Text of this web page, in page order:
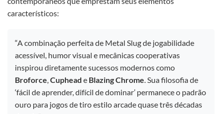
característicos:
“A combinação perfeita de Metal Slug de jogabilidade
acessível, humor visual e mecânicas cooperativas
inspirou diretamente sucessos modernos como
Broforce Cuphead e Blazing Chrome . Sua filosofia de
‘fácil de aprender, difícil de dominar’ permanece o padrão
ouro para jogos de tiro estilo arcade quase três décadas